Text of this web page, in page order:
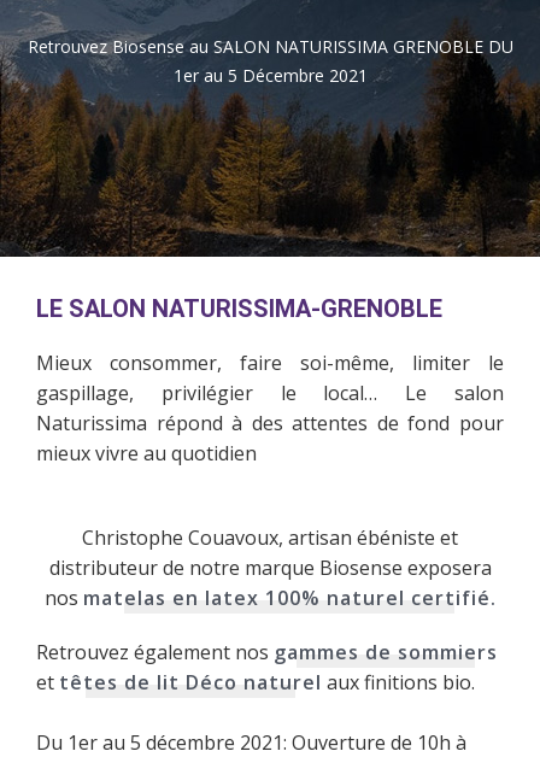
Retrouvez Biosense au SALON NATURISSIMA GRENOBLE DU
1er au 5 Décembre 2021
LE SALON NATURISSIMA-GRENOBLE
Mieux consommer, faire soi-même, limiter le
gaspillage, privilégier le local… Le salon
Naturissima répond à des attentes de fond pour
mieux vivre au quotidien
Christophe Couavoux, artisan ébéniste et
distributeur de notre marque Biosense exposera
nos matelas en latex 100% naturel certifié.
Retrouvez également nos gammes de sommiers
et têtes de lit Déco naturel aux finitions bio.
Du 1er au 5 décembre 2021: Ouverture de 10h à